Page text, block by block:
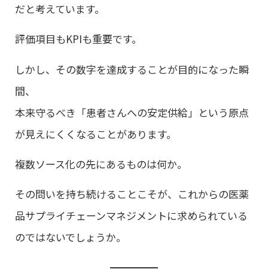
だと考えています。
評価項目もKPIも重要です。
しかし、その数字を達成することが目的になった瞬
間、
本来守るべき「患者さんへの安定供給」という原点
が見えにくくなることがあります。
複数ソース化の先にあるものは何か。
その問いを持ち続けることこそが、これからの医薬
品サプライチェーンマネジメントに求められている
のではないでしょうか。